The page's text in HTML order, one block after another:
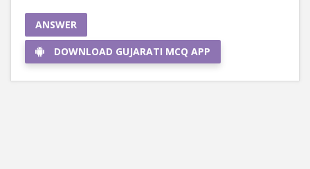
ANSWER
DOWNLOAD GUJARATI MCQ APP